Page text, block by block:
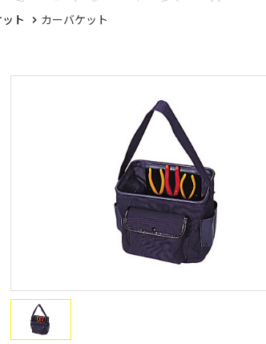
ト カーバケット